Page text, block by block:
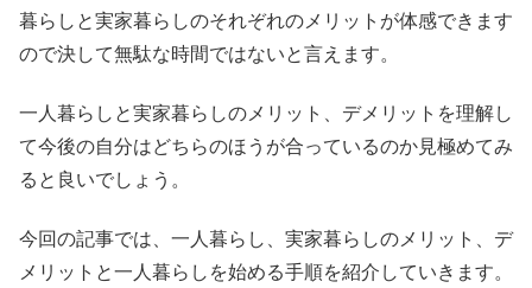
暮らしと実家暮らしのそれぞれのメリットが体感できます
ので決して無駄な時間ではないと言えます。
一人暮らしと実家暮らしのメリット、デメリットを理解し
て今後の自分はどちらのほうが合っているのか見極めてみ
ると良いでしょう。
今回の記事では、一人暮らし、実家暮らしのメリット、デ
メリットと一人暮らしを始める手順を紹介していきます。